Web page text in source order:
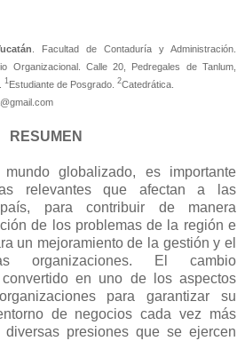
. Facultad de Contaduría y Administración.
Organizacional. Calle 20, Pedregales de Tanlum,
1 Estudiante de Posgrado.2Catedrática.
RESUMEN
globalizado, es importante
relevantes que afectan a las
para contribuir de manera
de los problemas de la región e
un mejoramiento de la gestión y el
organizaciones. El cambio
en uno de los aspectos
para garantizar su
de negocios cada vez más
presiones que se ejercen